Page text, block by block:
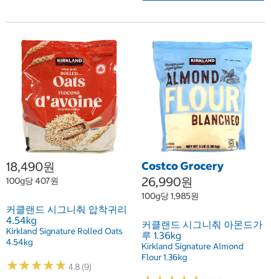
18,490원
100g당 407원
커클랜드 시그니춰 압착귀리
4.54kg
Kirkland Signature Rolled Oats
4.54kg
★★★★★
★★★★★ 4.8 (9)
Costco Grocery
26,990원
100g당 1,985원
커클랜드 시그니춰 아몬드가
루 1.36kg
Kirkland Signature Almond
Flour 1.36kg